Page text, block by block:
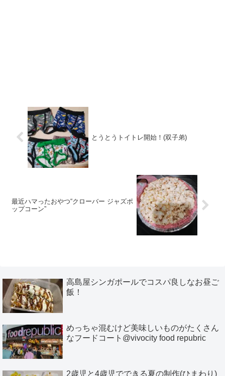
とうとうトイトレ開始！(双子弟)
最近ハマったおやつ“クローバー ジャズポ
ップコーン”
高島屋シンガポールでコスパ良しなお昼ご
飯！
めっちゃ混むけど美味しいものがたくさん
なフードコート@vivocity food repubric
2歳児と4歳児でできる夏の制作(ひまわり)